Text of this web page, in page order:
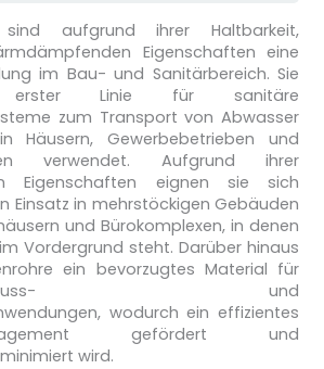
sind aufgrund ihrer Haltbarkeit,
Eigenschaften eine
im Bau- und Sanitärbereich. Sie
Linie für sanitäre
zum Transport von Abwasser
Häusern, Gewerbebetrieben und
verwendet. Aufgrund ihrer
Eigenschaften eignen sie sich
Einsatz in mehrstöckigen Gebäuden
und Bürokomplexen, in denen
Vordergrund steht. Darüber hinaus
ein bevorzugtes Material für
und
wodurch ein effizientes
gefördert und
wird.